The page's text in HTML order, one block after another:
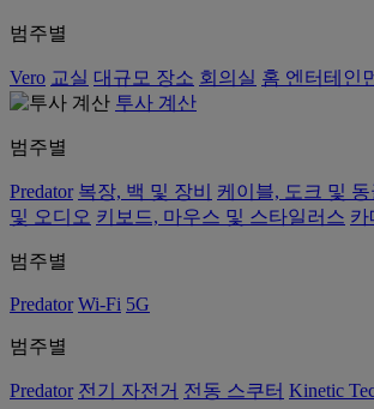
범주별
Vero 교실 대규모 장소 회의실 홈 엔터테인
투사 계산
범주별
Predator 복장, 백 및 장비 케이블, 도크 및 동
및 오디오 키보드, 마우스 및 스타일러스 카
범주별
Predator Wi-Fi 5G
범주별
Predator 전기 자전거 전동 스쿠터 Kinetic